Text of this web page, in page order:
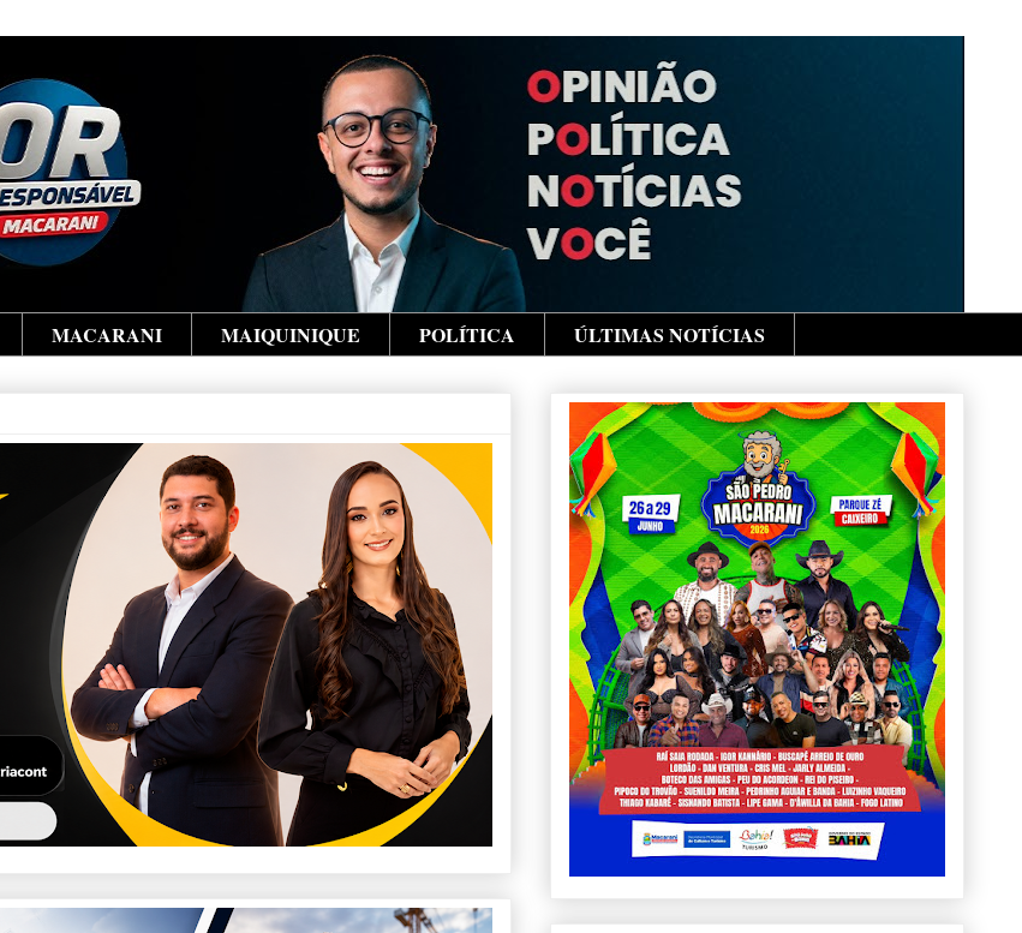
MACARANI MAIQUINIQUE POLÍTICA ÚLTIMAS NOTÍCIAS